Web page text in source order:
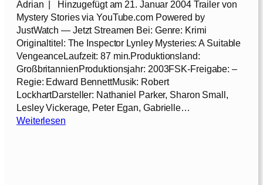
Adrian | Hinzugefügt am 21. Januar 2004 Trailer von
Mystery Stories via YouTube.com Powered by
JustWatch — Jetzt Streamen Bei: Genre: Krimi
Originaltitel: The Inspector Lynley Mysteries: A Suitable
VengeanceLaufzeit: 87 min.Produktionsland:
GroßbritannienProduktionsjahr: 2003FSK-Freigabe: –
Regie: Edward BennettMusik: Robert
LockhartDarsteller: Nathaniel Parker, Sharon Small,
Lesley Vickerage, Peter Egan, Gabrielle…
Weiterlesen: